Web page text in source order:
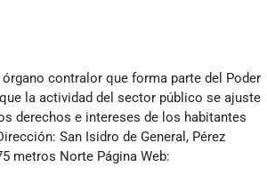
contralor que forma parte del Poder
la actividad del sector público se ajuste
derechos e intereses de los habitantes
San Isidro de General, Pérez
metros Norte Página Web: